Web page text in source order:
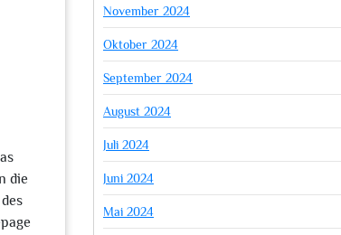
die
November 2024
Oktober 2024
September 2024
August 2024
Juli 2024
Juni 2024
Mai 2024